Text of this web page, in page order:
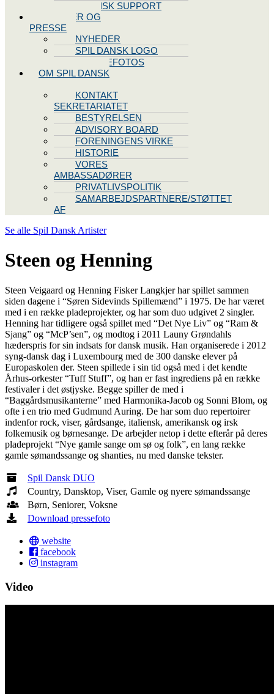
TEKNISK SUPPORT
NYHEDER OG
PRESSE
NYHEDER
SPIL DANSK LOGO
PRESSEFOTOS
OM SPIL DANSK
KONTAKT
SEKRETARIATET
BESTYRELSEN
ADVISORY BOARD
FORENINGENS VIRKE
HISTORIE
VORES
AMBASSADØRER
PRIVATLIVSPOLITIK
SAMARBEJDSPARTNERE/STØTTET
AF
Se alle Spil Dansk Artister
Steen og Henning
Steen Veigaard og Henning Fisker Langkjer har spillet sammen
siden dagene i “Søren Sidevinds Spillemænd” i 1975. De har været
med i en række pladeprojekter, og har som duo udgivet 2 singler.
Henning har tidligere også spillet med “Det Nye Liv” og “Ram &
Sjang” og “McP’sen”, og modtog i 2011 Launy Grøndahls
hæderspris for sin indsats for dansk musik. Han organiserede i 2012
syng-dansk dag i Luxembourg med de 300 danske elever på
Europaskolen der. Steen spillede i sin tid også med i det kendte
Århus-orkester “Tuff Stuff”, og han er fast ingrediens på en række
festivaler i det østjyske. Begge spiller de med i
“Baggårdsmusikanterne” med Harmonika-Jacob og Sonni Blom, og
ofte i en trio med Gudmund Auring. De har som duo repertoirer
indenfor rock, viser, gårdsange, italiensk, amerikansk og irsk
folkemusik og børnesange. De arbejder netop i dette efterår på deres
pladeprojekt “Nye gamle sange om sø og folk”, en lang række
gamle sømandssange og shanties, nu med danske tekster.
Spil Dansk DUO
Country, Dansktop, Viser, Gamle og nyere sømandssange
Børn, Seniorer, Voksne
Download pressefoto
website
facebook
instagram
Video